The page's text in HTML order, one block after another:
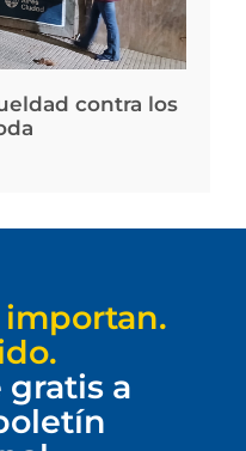
contra los
gratis a